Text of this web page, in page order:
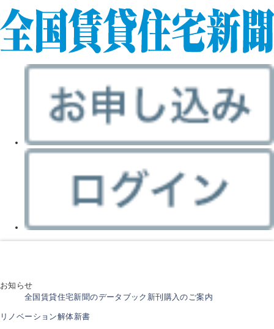
お知らせ
全国賃貸住宅新聞のデータブック新刊購入のご案内
リノベーション解体新書